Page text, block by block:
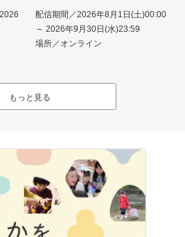
配信期間／2026年8月1日(土)00:00
～ 2026年9月30日(水)23:59
場所／オンライン
もっと見る